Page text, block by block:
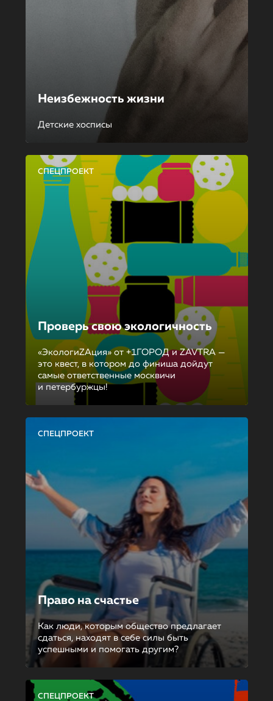
Неизбежность жизни
Детские хосписы
СПЕЦПРОЕКТ
Проверь свою экологичность
«ЭкологиZAция» от +1ГОРОД и ZAVTRA —
это квест, в котором до финиша дойдут
самые ответственные москвичи
и петербуржцы!
СПЕЦПРОЕКТ
Право на счастье
Как люди, которым общество предлагает
сдаться, находят в себе силы быть
успешными и помогать другим?
СПЕЦПРОЕКТ